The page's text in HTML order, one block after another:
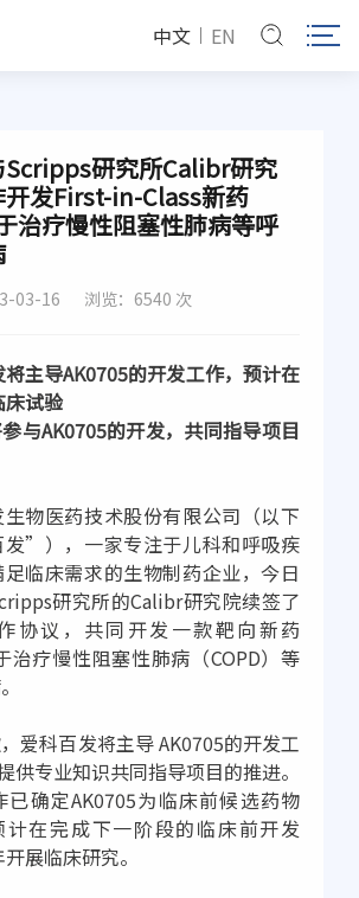
中文 EN
Scripps研究所Calibr研究
开发First-in-Class新药
治疗慢性阻塞性肺病等呼
03-16 浏览：6540 次
主导AK0705的开发工作，预计在
床试验
AK0705的开发，共同指导项目
物医药技术股份有限公司（以下
”），一家专注于儿科和呼吸疾
临床需求的生物制药企业，今日
研究所的Calibr研究院续签了
协议，共同开发一款靶向新药
治疗慢性阻塞性肺病（COPD）等
爱科百发将主导 AK0705的开发工
供专业知识共同指导项目的推进。
已确定AK0705为临床前候选药物
计在完成下一阶段的临床前开发
展临床研究。